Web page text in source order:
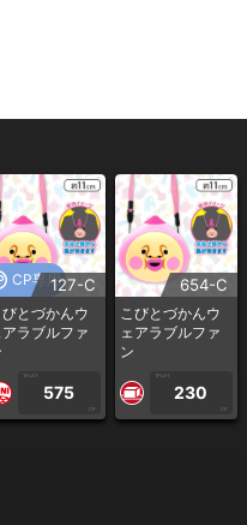
CP専用127-C
びとづかんウ
アラブルファ
1PLAY
575
CP
654-C
こびとづかんウ
ェアラブルファ
ン
1PLAY
230
CP